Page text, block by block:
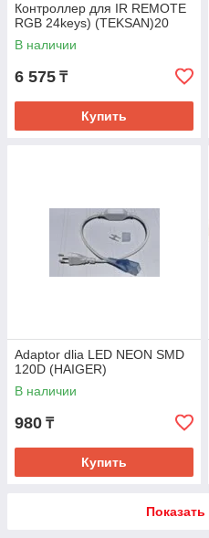
Контроллер для IR REMOTE
RGB 24keys) (TEKSAN)20
В наличии
6 575 ₸
Купить
Adaptor dlia LED NEON SMD
120D (HAIGER)
В наличии
980 ₸
Купить